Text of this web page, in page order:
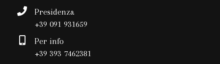
Presidenza
+39 091 931659
Per info
+39 393 7462381